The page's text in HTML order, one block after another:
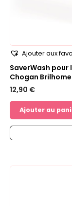
Ajouter aux
SaverWash
Chogan Brilhome
12,90 €
Ajouter au